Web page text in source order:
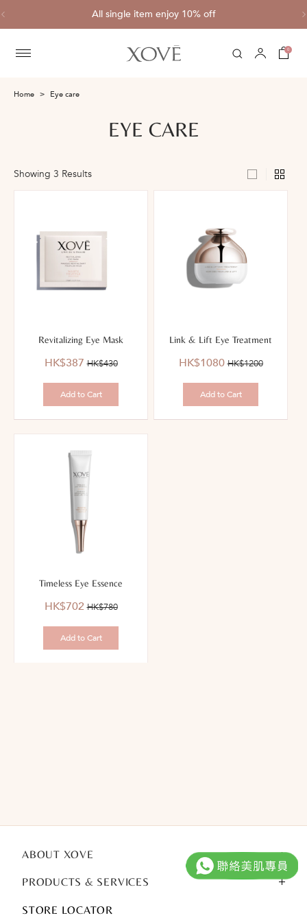
All single item enjoy 10% off
0
Home Eye care
EYE CARE
Showing 3 Results
Revitalizing Eye Mask
優
價：
HK$387價
HK$430
Add to Cart
Link & Lift Eye Treatment
優
價：
HK$1080價
HK$1200
Add to Cart
Timeless Eye Essence
優
價：
HK$702價
HK$780
Add to Cart
ABOUT XOVE
PRODUCTS & SERVICES
STORE LOCATOR